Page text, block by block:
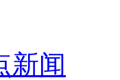
施空中加油
新闻